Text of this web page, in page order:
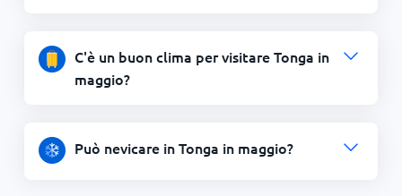
C'è un buon clima per visitare Tonga in
maggio?
Può nevicare in Tonga in maggio?